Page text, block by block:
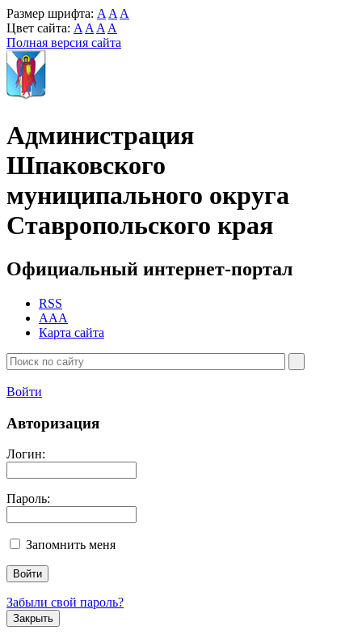
Размер шрифта: A A A
Цвет сайта: A A A A
Полная версия сайта
Администрация
Шпаковского
муниципального округа
Ставропольского края
Официальный интернет-портал
RSS
AAA
Карта сайта
Войти
Авторизация
Логин:
Пароль:
Запомнить меня
Забыли свой пароль?
Закрыть